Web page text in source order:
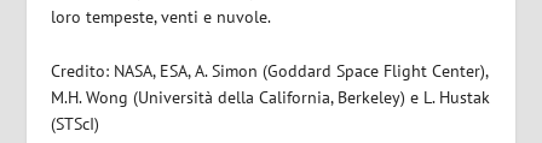
loro tempeste, venti e nuvole.
Credito: NASA, ESA, A. Simon (Goddard Space Flight Center),
M.H. Wong (Università della California, Berkeley) e L. Hustak
(STScI)